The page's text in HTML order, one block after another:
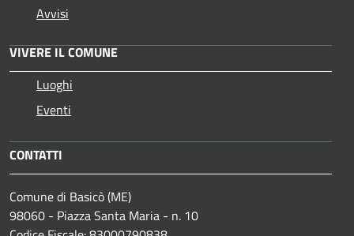
Avvisi
VIVERE IL COMUNE
Luoghi
Eventi
CONTATTI
Comune di Basicò (ME)
98060 - Piazza Santa Maria - n. 10